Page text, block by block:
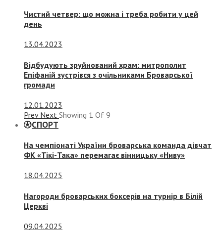
Чистий четвер: що можна і треба робити у цей
день
13.04.2023
Відбудують зруйнований храм: митрополит
Епіфаній зустрівся з очільниками Броварської
громади
12.01.2023
Prev Next Showing 1 Of 9
СПОРТ
На чемпіонаті України броварська команда дівчат
ФК «Тікі-Така» перемагає вінницьку «Ниву»
18.04.2025
Нагороди броварських боксерів на турнір в Білій
Церкві
09.04.2025